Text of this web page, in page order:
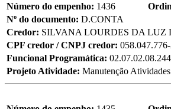
Número do empenho: 1436
Nº do documento: D.CONTA
Credor: SILVANA LOURDES DA LUZ
CPF credor / CNPJ credor:
Funcional Programática:
Projeto Atividade: Manutenção